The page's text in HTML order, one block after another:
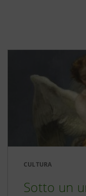
CULTURA
Sotto un